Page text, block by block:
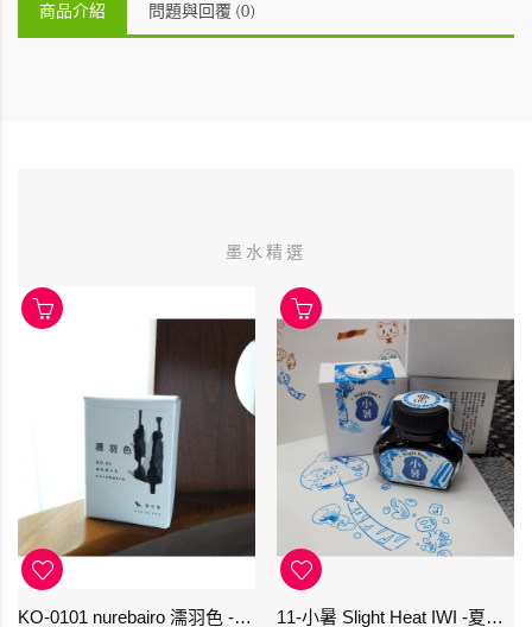
商品介紹 問題與回覆 (0)
墨水精選
KO-0101 nurebairo 濡羽色 -日本名牌京の音樽裝鋼筆墨水40ml 4573356130012 11-小暑 Slight Heat IWI -夏季-24節氣色澤鋼筆墨水